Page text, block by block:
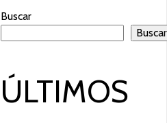
Buscar
Buscar
ÚLTIMOS